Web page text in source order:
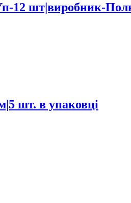
12 шт|виробник-
шт. в упаковці